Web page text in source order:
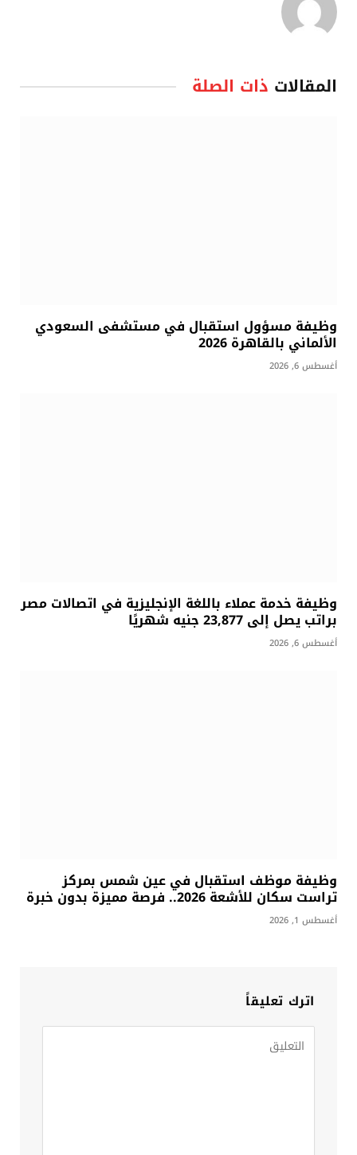
المقالات ذات الصلة
وظيفة مسؤول استقبال في مستشفى السعودي
الألماني بالقاهرة 2026
أغسطس 6, 2026
وظيفة خدمة عملاء باللغة الإنجليزية في اتصالات مصر
براتب يصل إلى 23,877 جنيه شهريًا
أغسطس 6, 2026
وظيفة موظف استقبال في عين شمس بمركز
تراست سكان للأشعة 2026.. فرصة مميزة بدون خبرة
أغسطس 1, 2026
اترك تعليقاً